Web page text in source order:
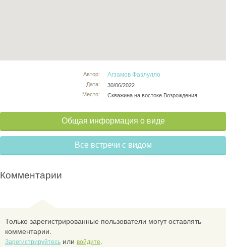
Автор:
Дата:
Место:
Агзамов Фазлулло
30/06/2022
Скважина на востоке Возрождения
Общая информация о виде
Все встречи с видом
Комментарии
Только зарегистрированные пользователи могут оставлять
комментарии.
Зарегистрируйтесь или войдите